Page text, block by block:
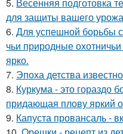
для защиты вашего
6. Для успешной борьбы
чьи природные
ярко.
7. Эпоха детства
8. Куркума - это гораздо
придающая плову яркий
9. Капуста провансаль -